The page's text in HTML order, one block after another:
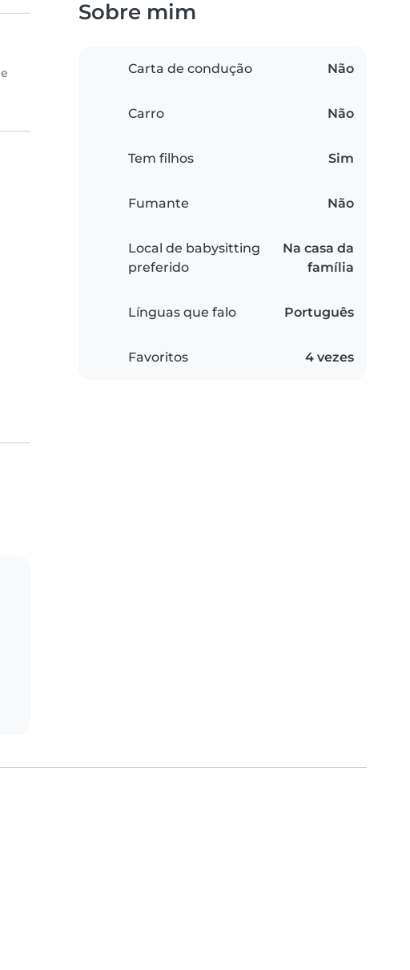
Sobre mim
Carta de condução Não
Carro Não
Tem filhos Sim
Fumante Não
Local de babysitting
preferido
Na casa da
família
Línguas que falo Português
Favoritos 4 vezes